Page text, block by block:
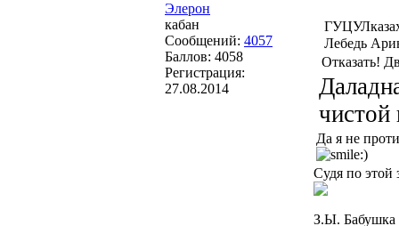
Элерон
кабан
Сообщений: 4057
Баллов: 4058
Регистрация:
27.08.2014
Лебедь
Отказать!
чистой
Да я не
Судя по этой
З.Ы. Бабушка